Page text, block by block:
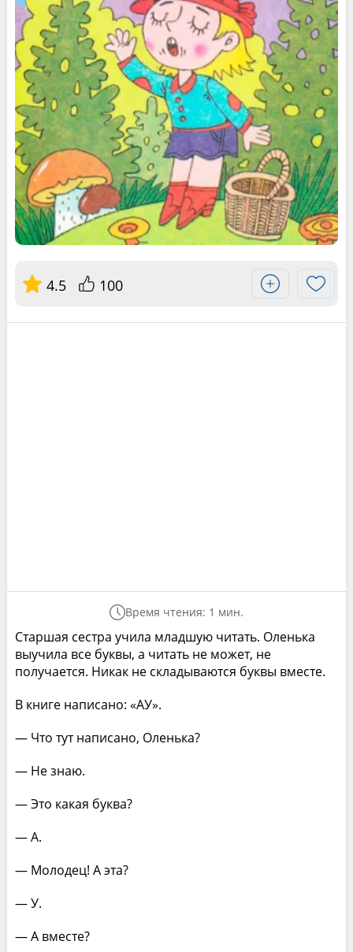
4.5 100
Время чтения: 1 мин.
Старшая сестра учила младшую читать. Оленька
выучила все буквы, а читать не может, не
получается. Никак не складываются буквы вместе.
В книге написано: «АУ».
— Что тут написано, Оленька?
— Не знаю.
— Это какая буква?
— А.
— Молодец! А эта?
— У.
— А вместе?